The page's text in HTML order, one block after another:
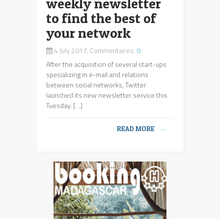
weekly newsletter
to find the best of
your network
4 July 2017, Commentaires: 0
After the acquisition of several start-ups
specializing in e-mail and relations
between social networks, Twitter
launched its new newsletter service this
Tuesday. […]
READ MORE →